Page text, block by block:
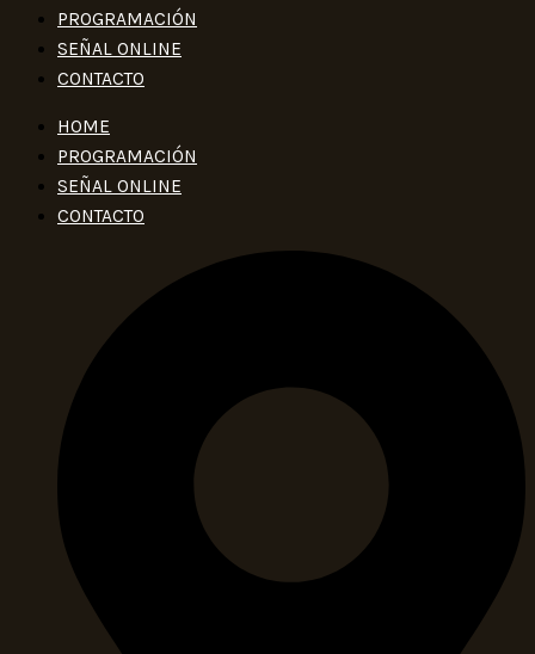
PROGRAMACIÓN
SEÑAL ONLINE
CONTACTO
HOME
PROGRAMACIÓN
SEÑAL ONLINE
CONTACTO